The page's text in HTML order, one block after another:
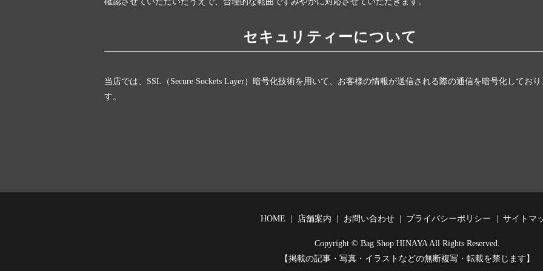
セキュリティーについて
当店では、SSL（Secure Sockets Layer）暗号化技術を用いて、お客様の情報が送信される際の通信を暗号化しており
す。
HOME 店舗案内 お問い合わせ プライバシーポリシー サイトマ
Copyright © Bag Shop HINAYA All Rights Reserved.
【掲載の記事・写真・イラストなどの無断複写・転載を禁じます】